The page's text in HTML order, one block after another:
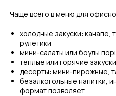
Чаще всего в меню для
холодные закуски: канапе,
рулетики
мини-салаты или боулы
теплые или горячие
десерты: мини-пирожные,
безалкогольные напитки,
формат позволяет